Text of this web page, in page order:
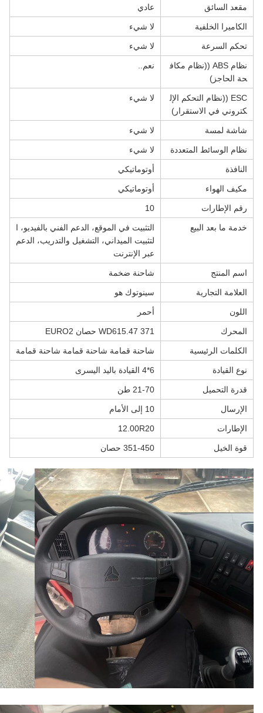
مقعد السائق عادي
الكاميرا الخلفية لا شيء
تحكم السرعة لا شيء
نظام ABS ((نظام مكاف
حة الحاجز)
نعم..
ESC ((نظام التحكم الإل
كتروني في الاستقرار)
لا شيء
شاشة لمسة لا شيء
نظام الوسائط المتعددة لا شيء
النافذة أوتوماتيكي
مكيف الهواء أوتوماتيكي
رقم الإطارات 10
خدمة ما بعد البيع
التثبيت في الموقع، الدعم الفني بالفيديو، ا
لتثبيت الميداني، التشغيل والتدريب، الدعم
عبر الإنترنت
اسم المنتج شاحنة ضخمة
العلامة التجارية سينوتوك هو
اللون أحمر
المحرك WD615.47 371 حصان EURO2
الكلمات الرئيسية شاحنة قمامة شاحنة قمامة شاحنة قمامة
نوع القيادة 6*4 القيادة باليد اليسرى
قدرة التحميل 21-70 طن
الإرسال 10 إلى الأمام
الإطارات 12.00R20
قوة الخيل 351-450 حصان